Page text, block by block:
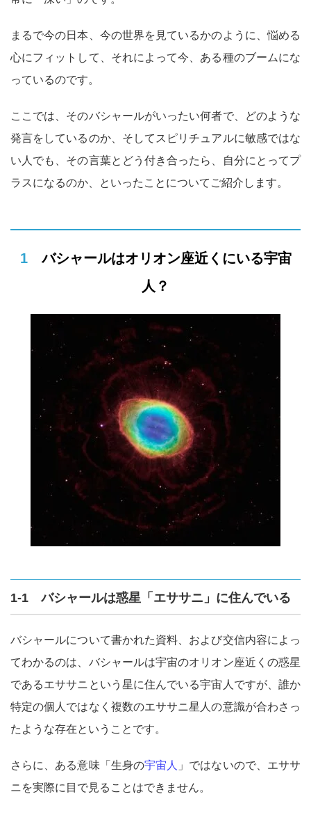
まるで今の日本、今の世界を見ているかのように、悩める
心にフィットして、それによって今、ある種のブームにな
っているのです。
ここでは、そのバシャールがいったい何者で、どのような
発言をしているのか、そしてスピリチュアルに敏感ではな
い人でも、その言葉とどう付き合ったら、自分にとってプ
ラスになるのか、といったことについてご紹介します。
1 バシャールはオリオン座近くにいる宇宙
人？
1-1 バシャールは惑星「エササニ」に住んでいる
バシャールについて書かれた資料、および交信内容によっ
てわかるのは、バシャールは宇宙のオリオン座近くの惑星
であるエササニという星に住んでいる宇宙人ですが、誰か
特定の個人ではなく複数のエササニ星人の意識が合わさっ
たような存在ということです。
さらに、ある意味「生身の宇宙人 」ではないので、エササ
ニを実際に目で見ることはできません。